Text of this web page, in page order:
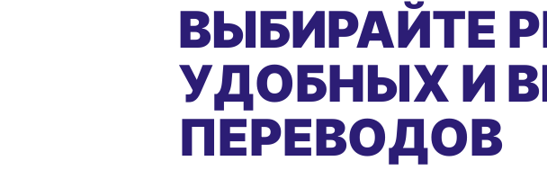
ВЫБИРАЙТЕ
УДОБНЫХ И
ПЕРЕВОДОВ